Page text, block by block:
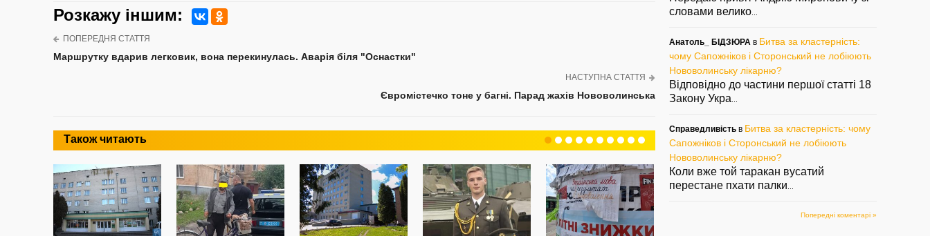
Розкажу iншим:
ПОПЕРЕДНЯ СТАТТЯ
Маршрутку вдарив легковик, вона перекинулась. Аварія біля "Оснастки"
НАСТУПНА СТАТТЯ
Євромістечко тоне у багні. Парад жахів Нововолинська
Також читають
словами велико
Анатоль_ БІДЗЮРА в Битва за кластерність:
чому Сапожніков і Сторонський не лобіюють
Нововолинську лікарню?
Відповідно до частини першої статті 18
Закону Укра
Справедливість в Битва за кластерність: чому
Сапожніков і Сторонський не лобіюють
Нововолинську лікарню?
Коли вже той таракан вусатий
перестане пхати палки
Попередні коментарі »